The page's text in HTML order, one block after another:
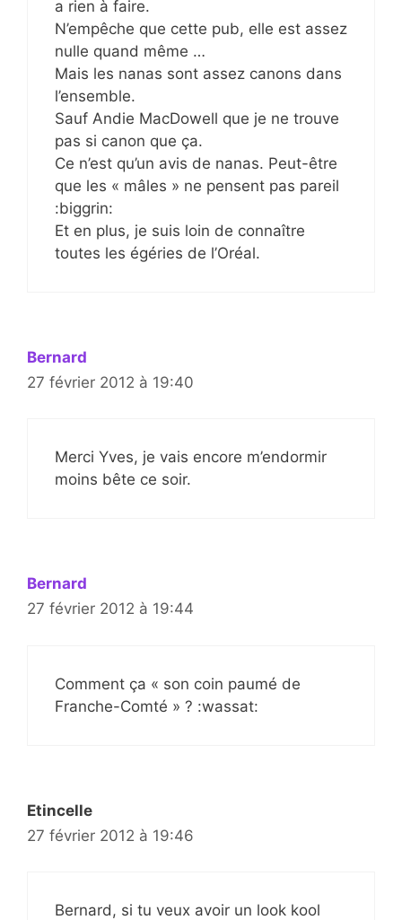
a rien à faire.
N’empêche que cette pub, elle est assez
nulle quand même …
Mais les nanas sont assez canons dans
l’ensemble.
Sauf Andie MacDowell que je ne trouve
pas si canon que ça.
Ce n’est qu’un avis de nanas. Peut-être
que les « mâles » ne pensent pas pareil
:biggrin:
Et en plus, je suis loin de connaître
toutes les égéries de l’Oréal.
Bernard
27 février 2012 à 19:40
Merci Yves, je vais encore m’endormir
moins bête ce soir.
Bernard
27 février 2012 à 19:44
Comment ça « son coin paumé de
Franche-Comté » ? :wassat:
Etincelle
27 février 2012 à 19:46
Bernard, si tu veux avoir un look kool